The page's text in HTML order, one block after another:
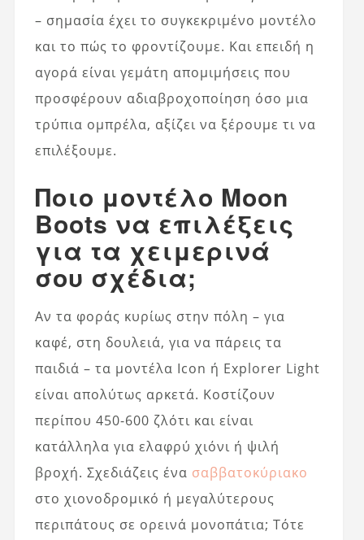
– σημασία έχει το συγκεκριμένο μοντέλο
και το πώς το φροντίζουμε. Και επειδή η
αγορά είναι γεμάτη απομιμήσεις που
προσφέρουν αδιαβροχοποίηση όσο μια
τρύπια ομπρέλα, αξίζει να ξέρουμε τι να
επιλέξουμε.
Ποιο μοντέλο Moon
Boots να επιλέξεις
για τα χειμερινά
σου σχέδια;
Αν τα φοράς κυρίως στην πόλη – για
καφέ, στη δουλειά, για να πάρεις τα
παιδιά – τα μοντέλα Icon ή Explorer Light
είναι απολύτως αρκετά. Κοστίζουν
περίπου 450-600 ζλότι και είναι
κατάλληλα για ελαφρύ χιόνι ή ψιλή
βροχή. Σχεδιάζεις ένα σαββατοκύριακο
στο χιονοδρομικό ή μεγαλύτερους
περιπάτους σε ορεινά μονοπάτια; Τότε